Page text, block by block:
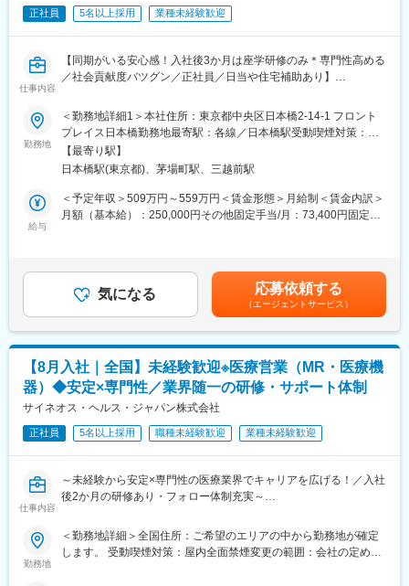
＜社宅制度（法人契約）＞
・家賃：一部会社負担
・住居契約初期経費：会社負担（上限設定あり）
・入居時の引越し費用：会社負担（会社指定業者）
・入社から3か月間：座学研修（導入教育）のみ
わせて行う、MR認定試験に100％を担保する対策講座がありま
す。
フォロー体制を整えております。
★入社同期がいるため、一緒に頑張れる環境です！専門性の高い
営業職が目指せます。
＜安定性＞
・誰にとっても必要不可欠な医療業界は、景気の影響に左右され
＜社会貢献度の高さ＞
自身の売上・営業活動が患者さんのQOLの向上や病気から救うこ
とに繋がるため、やりがいをもって営業できます。
＜頑張りは適切に評価＞
成果に応じた評価制度が整っており、頑張り次第で大幅な年収UP
も目指せます。
■福利厚生（転勤を伴う場合）：
＜社宅制度（法人契約）＞
・家賃：一部会社負担
・住居契約初期経費：会社負担（上限設定あり）
・入居時の引越し費用：会社負担（会社指定業者）
正社員 5名以上採用 業種未経験歓迎
仕事内容
【同期がいる安心感！入社後3か月は座学研修のみ＊専門性高める
／社会貢献度バツグン／正社員／日当や住宅補助あり】
★本ポジションは、未経験から医療業界で活躍できます！
・医療を通じて社会に貢献したい
・仕事を通じて学びを深め自己の成長を実感したい
・専門職として知識、技能を身に付けたい
・内資系の安定企業で働きたい
という方にはおススメです！
＜2人に1人は未経験入社、75%は異業種からの転職者です＞
品に関する情報提供を行います。
医薬品は「どの成分に、どのような効果があって、誰に使うと良
いのか」などの情報が付加されて、初めて効果的に使うことがで
きます。医師への適切な医薬品情報の提供を通じて、患者さんの
治療、地域医療課題に貢献することができます。
■安心の研修体制：
・入社から3か月間：座学研修（導入教育）のみ
└医薬品や医療業界、営業方法についての知識を身につけます。
・導入教育終了後は、Web講義、e-Learning、集合研修を組み合
わせて行う、MR認定試験に100％を担保する対策講座がありま
・現場配属後も月1回以上の面談を設けており、成果を出すための
フォロー体制を整えております。
勤務地
＜勤務地詳細1＞本社住所：東京都中央区日本橋2-14-1 フロント
プレイス日本橋勤務地最寄駅：各線／日本橋駅受動喫煙対策：敷
地内喫煙可能場所あり＜勤務地詳細2＞全国エリア住所：全国エリ
ア 受動喫煙対策：屋内全面禁煙変更の範囲：会社の定める事業所
【最寄り駅】
日本橋駅(東京都)、茅場町駅、三越前駅
給与
＜予定年収＞509万円～559万円＜賃金形態＞月給制＜賃金内訳＞
月額（基本給）：250,000円その他固定手当/月：73,400円固定残
どを考慮し、規定により決定します。※年収の他に別途日当（月額
3～4万円）・諸手当有昇給：年1回★頑張りに応じて年収UP★赴
任先の評価次第で大幅に年収をUPできます。（年2回業績給改
定）★初任地から全国配属可能な場合、一時金の支給あり★賃金
はあくまでも目安の金額であり、選考を通じて上下する可能性が
あります。月給(月額)は固定手当を含めた表記です。
気になる 応募依頼する
（エージェントサービス）
【8月入社｜全国】未経験歓迎※医療営業（MR・医療機
器）◆安定×専門性／業界随一の研修・サポート体制
サイネオス・ヘルス・ジャパン株式会社
正社員 5名以上採用 職種未経験歓迎 業種未経験歓迎
仕事内容
～未経験から安定×専門性の医療業界でキャリアを広げる！／入社
後2か月の研修あり・フォロー体制充実～
大手企業で安定就業】
勤務地
＜勤務地詳細＞全国住所：ご希望のエリアの中から勤務地が確定
します。 受動喫煙対策：屋内全面禁煙変更の範囲：会社の定める